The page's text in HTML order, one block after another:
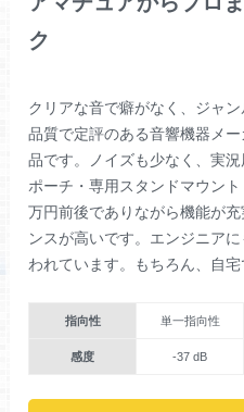
ク
クリアな音で癖がなく、ジャ
品質で定評のある音響機器メ
品です。ノイズも少なく、実
ポーチ・専用スタンドマウン
万円前後でありながら機能が
ンスが高いです。エンジニア
われています。もちろん、自宅
指向性 単一指向性
感度 -37 dB